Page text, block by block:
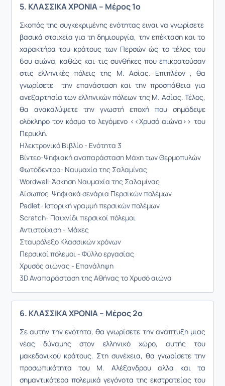
5. ΚΛΑΣΣΙΚΑ ΧΡΟΝΙΑ – Μέρος 1ο
Σκοπός της συγκεκριμένης ενότητας ειναι να γνωρίσετε
βασικά στοιχεία για τη δημιουργία, την επέκταση και το
χαρακτήρα του κράτους των Περσών ώς το τέλος του
6oυ αιώνα, καθώς και τις συνθήκες που επικρατούσαν
στις ελληνικές πόλεις της Μ. Ασίας. Επιπλέον , θα
γνωρίσετε την επανάσταση και την προσπάθεια για
ανεξαρτησία των ελληνικών πόλεων της Μ. Ασίας. Τέλος,
θα ανακαλύψετε την γνωστή εποχή που σημάδεψε
ολόκληρο τον κόσμο το λεγόμενο <<Χρυσό αιώνα>> του
Περικλή.
Ηλεκτρονικό Βιβλίο - Ενότητα 3
Βίντεο-Ψηφιακή αναπαράσταση Μάχη των Θερμοπυλών
Φωτόδεντρο- Ναυμαχία της Σαλαμίνας
Wordwall-Άσκηση Ναυμαχία της Σαλαμίνας
Αίσωπος-Ψηφιακά σενάρια Περσικών πολέμων
Padlet- Ιστορική γραμμή περσικών πολέμων
Scratch- Παιχνίδι περσικοί πόλεμοι
Αντιστοίχιση - Μάχες
Σταυρόλεξο Κλασσικών χρόνων
Περσικοί πόλεμοι - Φύλλο εργασίας
Χρυσός αιώνας - Επανάληψη
3D Αναπαράσταση της Αθήνας το Χρυσό αιώνα
6. ΚΛΑΣΣΙΚΑ ΧΡΟΝΙΑ – Μέρος 2ο
Σε αυτήν την ενότητα, θα γνωρίσετε την ανάπτυξη μιας
νέας δύναμης στον ελληνικό χώρο, αυτής του
μακεδονικού κράτους. Στη συνέχεια, θα γνωρίσετε την
προσωπικότητα του Μ. Αλέξανδρου αλλα και τα
σημαντικότερα πολεμικά γεγόνοτα της εκστρατείας του